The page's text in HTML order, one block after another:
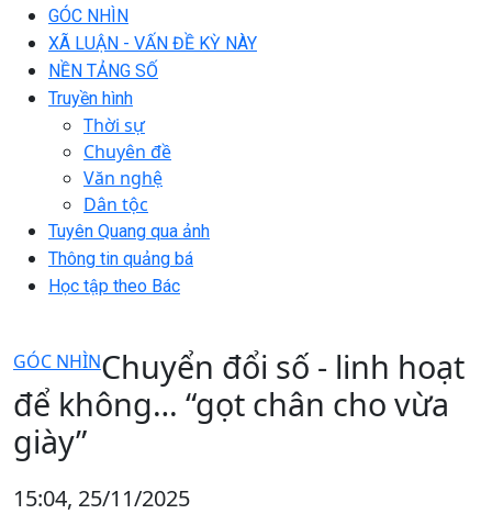
GÓC NHÌN
XÃ LUẬN - VẤN ĐỀ KỲ NÀY
NỀN TẢNG SỐ
Truyền hình
Thời sự
Chuyên đề
Văn nghệ
Dân tộc
Tuyên Quang qua ảnh
Thông tin quảng bá
Học tập theo Bác
GÓC NHÌNChuyển đổi số - linh hoạt
để không… “gọt chân cho vừa
giày”
15:04, 25/11/2025